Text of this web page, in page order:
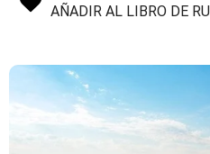
AÑADIR AL LIBRO DE